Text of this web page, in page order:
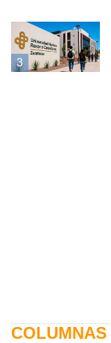
3
COLUMNAS